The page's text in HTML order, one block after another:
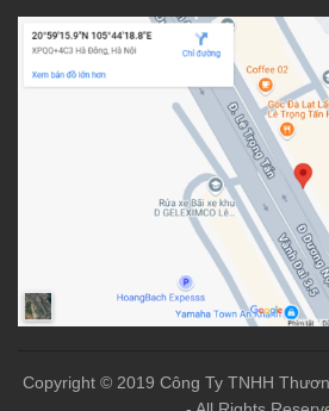
Copyright © 2019 Công Ty TNHH